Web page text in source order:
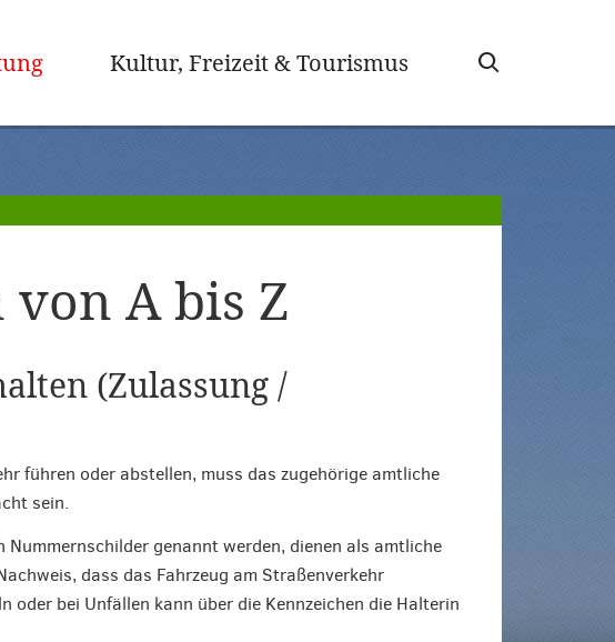
(ausgewählt)Kultur, Freizeit & Tourismus
A bis Z
(Zulassung /
führen oder abstellen, muss das zugehörige amtliche
sein.
genannt werden, dienen als amtliche
dass das Fahrzeug am Straßenverkehr
oder bei Unfällen kann über die Kennzeichen die Halterin